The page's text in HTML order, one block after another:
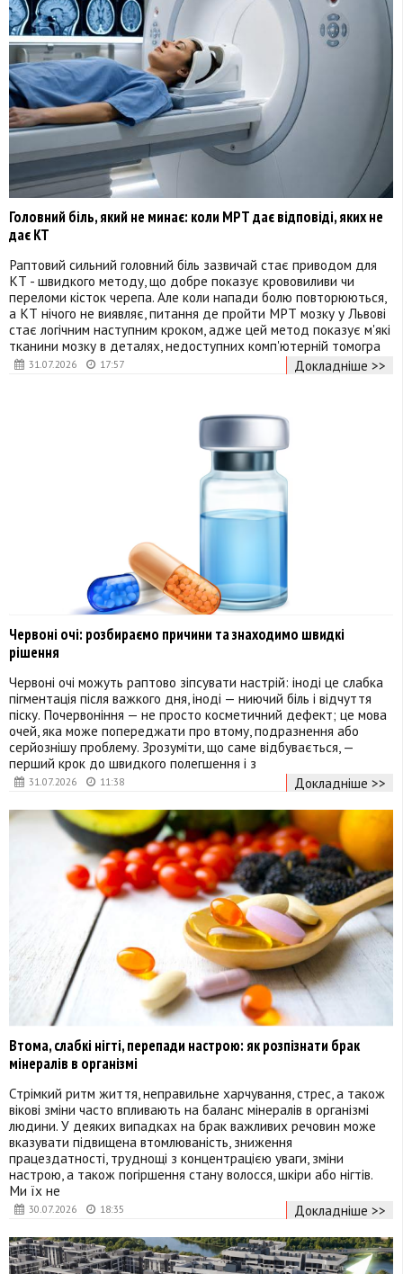
31.07.2026 17:57
Головний біль, який не минає: коли МРТ дає відповіді, яких не
дає КТ
Раптовий сильний головний біль зазвичай стає приводом для
КТ - швидкого методу, що добре показує крововиливи чи
переломи кісток черепа. Але коли напади болю повторюються,
а КТ нічого не виявляє, питання де пройти МРТ мозку у Львові
стає логічним наступним кроком, адже цей метод показує м'які
тканини мозку в деталях, недоступних комп'ютерній томогра
Докладніше >>
31.07.2026 11:38
Червоні очі: розбираємо причини та знаходимо швидкі
рішення
Червоні очі можуть раптово зіпсувати настрій: іноді це слабка
пігментація після важкого дня, іноді — ниючий біль і відчуття
піску. Почервоніння — не просто косметичний дефект; це мова
очей, яка може попереджати про втому, подразнення або
серйознішу проблему. Зрозуміти, що саме відбувається, —
перший крок до швидкого полегшення і з
Докладніше >>
30.07.2026 18:35
Втома, слабкі нігті, перепади настрою: як розпізнати брак
мінералів в організмі
Стрімкий ритм життя, неправильне харчування, стрес, а також
вікові зміни часто впливають на баланс мінералів в організмі
людини. У деяких випадках на брак важливих речовин може
вказувати підвищена втомлюваність, зниження
працездатності, труднощі з концентрацією уваги, зміни
настрою, а також погіршення стану волосся, шкіри або нігтів.
Ми їх не
Докладніше >>